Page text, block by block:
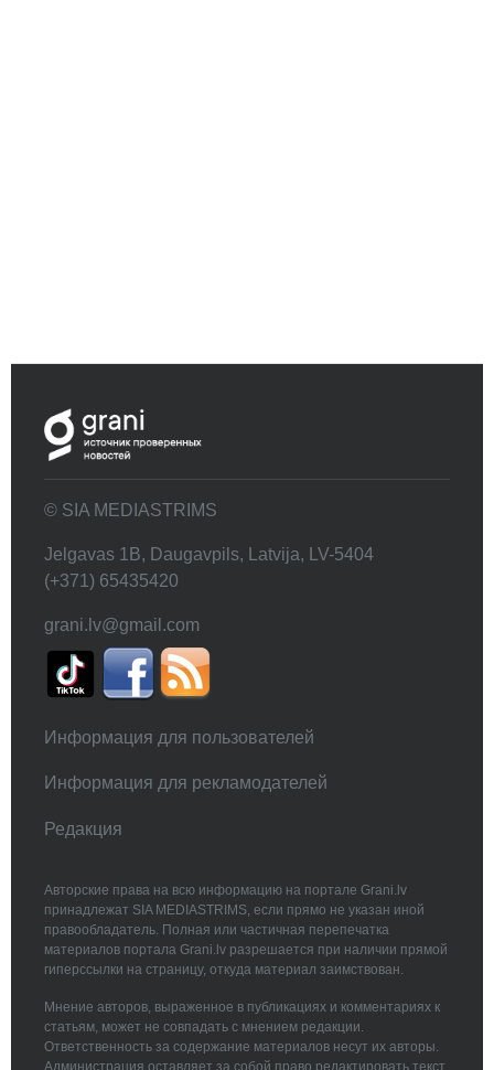
© SIA MEDIASTRIMS
Jelgavas 1B, Daugavpils, Latvija, LV-5404
(+371) 65435420
grani.lv@gmail.com
Информация для пользователей
Информация для рекламодателей
Редакция
Авторские права на всю информацию на портале Grani.lv
принадлежат SIA MEDIASTRIMS, если прямо не указан иной
правообладатель. Полная или частичная перепечатка
материалов портала Grani.lv разрешается при наличии прямой
гиперссылки на страницу, откуда материал заимствован.
Мнение авторов, выраженное в публикациях и комментариях к
статьям, может не совпадать с мнением редакции.
Ответственность за содержание материалов несут их авторы.
Администрация оставляет за собой право редактировать текст